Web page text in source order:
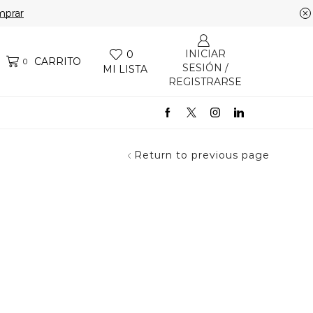
0 CARRITO
0
MI LISTA
INICIAR
SESIÓN /
REGISTRARSE
Return to previous page